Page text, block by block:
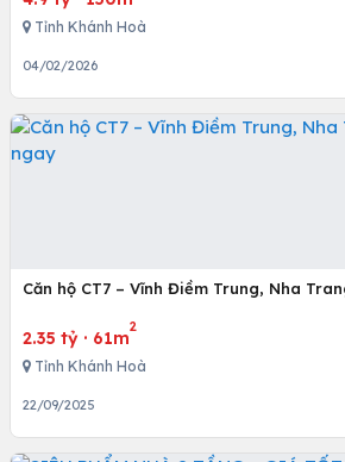
Tỉnh Khánh Hoà
04/02/2026
Căn hộ CT7 – Vĩnh Điềm Trung, Nha
2.35 tỷ · 61m
2
Tỉnh Khánh Hoà
22/09/2025